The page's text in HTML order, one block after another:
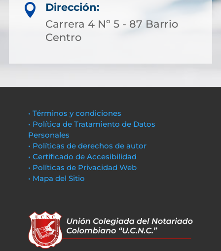

Dirección:
Carrera 4 Nº 5 - 87 Barrio
Centro
• Términos y condiciones
• Política de Tratamiento de Datos
Personales
• Políticas de derechos de autor
• Certificado de Accesibilidad
• Políticas de Privacidad Web
• Mapa del Sitio